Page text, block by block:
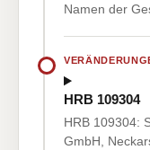
Namen der
HRB 109304
HRB 109304:
GmbH,